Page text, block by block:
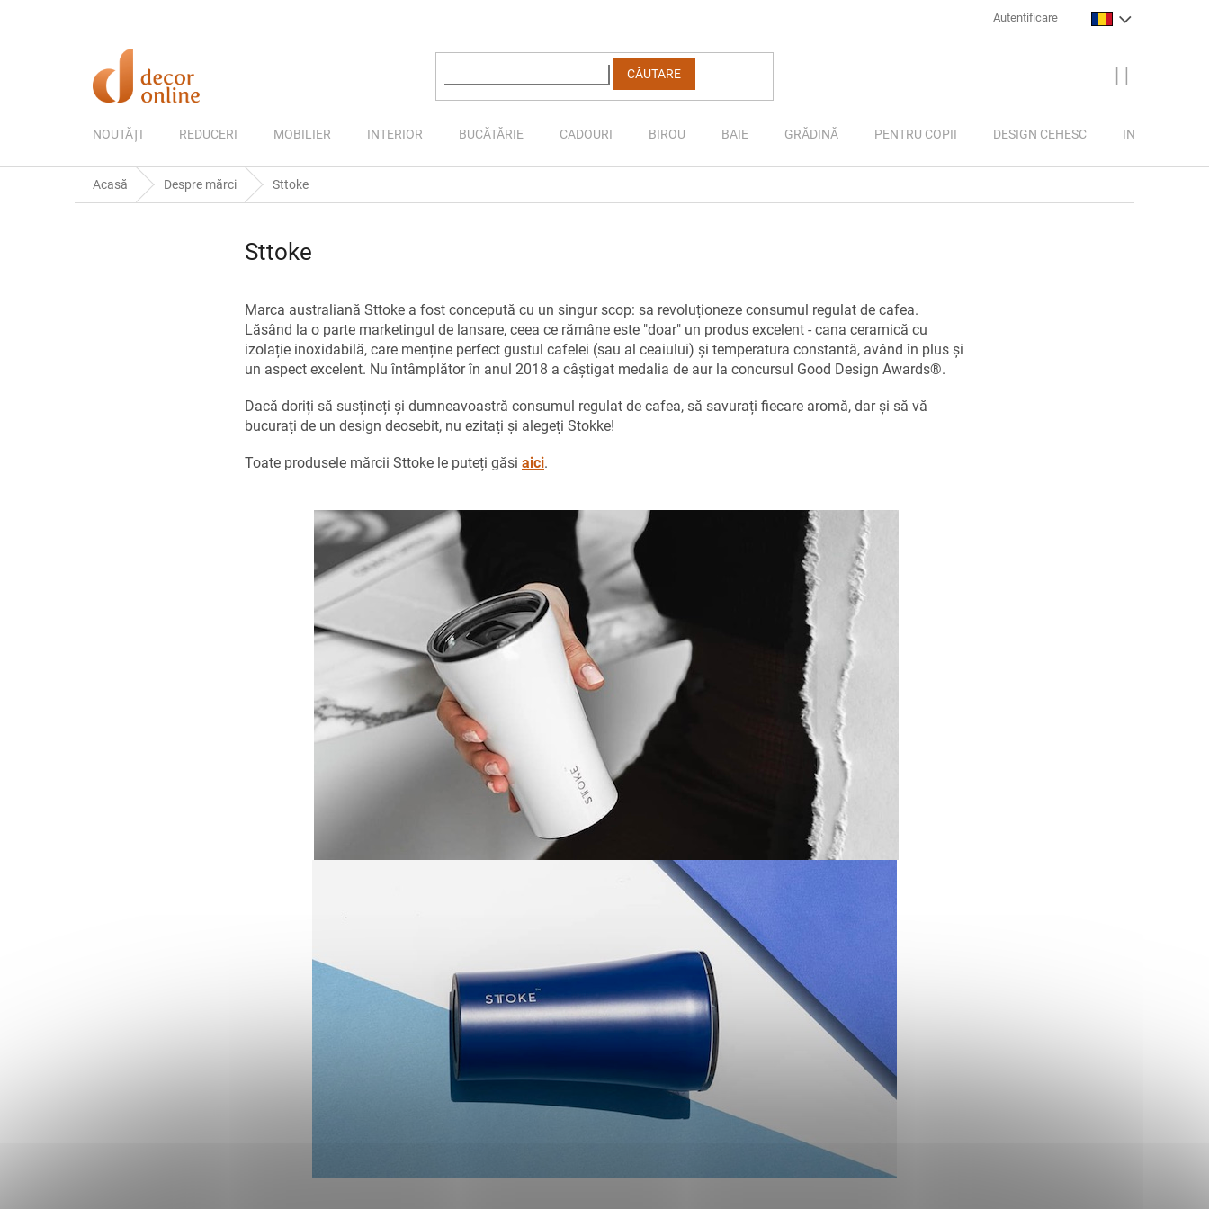
Autentificare
CĂUTARE
NOUTĂȚI REDUCERI MOBILIER INTERIOR BUCĂTĂRIE CADOURI BIROU BAIE GRĂDINĂ PENTRU COPII DESIGN CEHESC INSPIRAȚIE
Acasă Despre mărci Sttoke
Sttoke
Marca australiană Sttoke a fost concepută cu un singur scop: sa revoluționeze consumul regulat de cafea.
Lăsând la o parte marketingul de lansare, ceea ce rămâne este "doar" un produs excelent - cana ceramică cu
izolație inoxidabilă, care menține perfect gustul cafelei (sau al ceaiului) și temperatura constantă, având în plus și
un aspect excelent. Nu întâmplător în anul 2018 a câștigat medalia de aur la concursul Good Design Awards®.
Dacă doriți să susțineți și dumneavoastră consumul regulat de cafea, să savurați fiecare aromă, dar și să vă
bucurați de un design deosebit, nu ezitați și alegeți Stokke!
Toate produsele mărcii Sttoke le puteți găsi aici.